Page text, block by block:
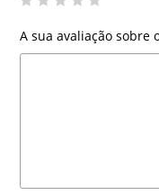
A sua avaliação sobre